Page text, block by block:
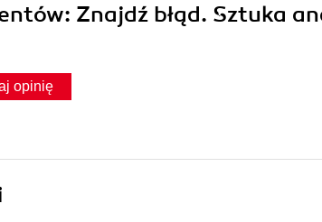
Znajdź błąd. Sztuka
opinię